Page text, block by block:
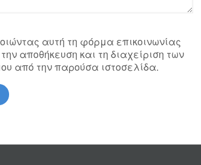
αυτή τη φόρμα επικοινωνίας
αποθήκευση και τη διαχείριση των
από την παρούσα ιστοσελίδα.